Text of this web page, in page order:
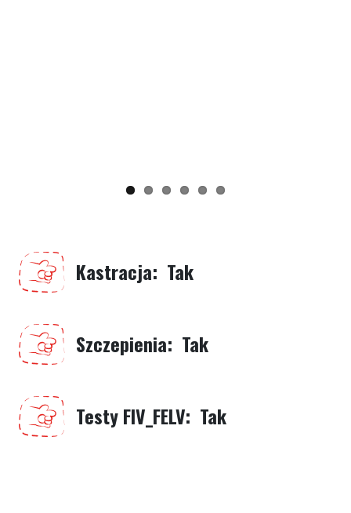
Kastracja Tak
Szczepienia Tak
Testy FIV_FELV Tak